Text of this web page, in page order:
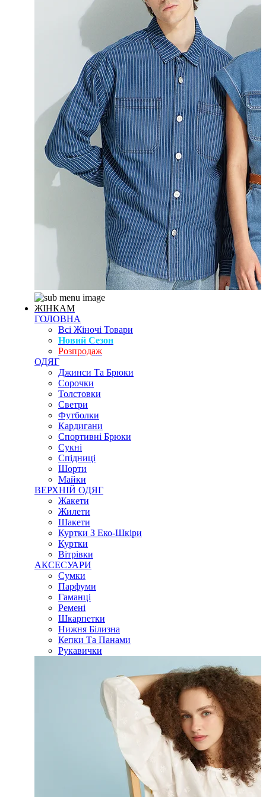
ЖІНКАМ
ГОЛОВНА
Всі Жіночі Товари
Новий Сезон
Розпродаж
ОДЯГ
Джинси Та Брюки
Сорочки
Толстовки
Светри
Футболки
Кардигани
Спортивні Брюки
Сукні
Спідниці
Шорти
Майки
ВЕРХНІЙ ОДЯГ
Жакети
Жилети
Шакети
Куртки З Еко-Шкіри
Куртки
Вітрівки
АКСЕСУАРИ
Сумки
Парфуми
Гаманці
Ремені
Шкарпетки
Нижня Білизна
Кепки Та Панами
Рукавички